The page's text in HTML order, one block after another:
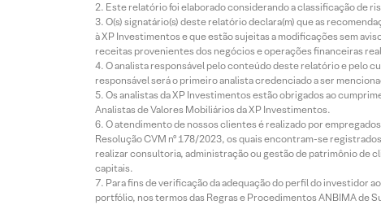
Este relatório foi elaborado considerando a classificação de
O(s) signatário(s) deste relatório declara(m) que as
à XP Investimentos e que estão sujeitas a modificações sem
receitas provenientes dos negócios e operações financeiras
O analista responsável pelo conteúdo deste relatório e pelo
responsável será o primeiro analista credenciado a ser
Os analistas da XP Investimentos estão obrigados ao
Analistas de Valores Mobiliários da XP Investimentos.
O atendimento de nossos clientes é realizado por
Resolução CVM nº 178/2023, os quais encontram-se
realizar consultoria, administração ou gestão de patrimônio de
capitais.
Para fins de verificação da adequação do perfil do investidor
portfólio, nos termos das Regras e Procedimentos ANBIMA de